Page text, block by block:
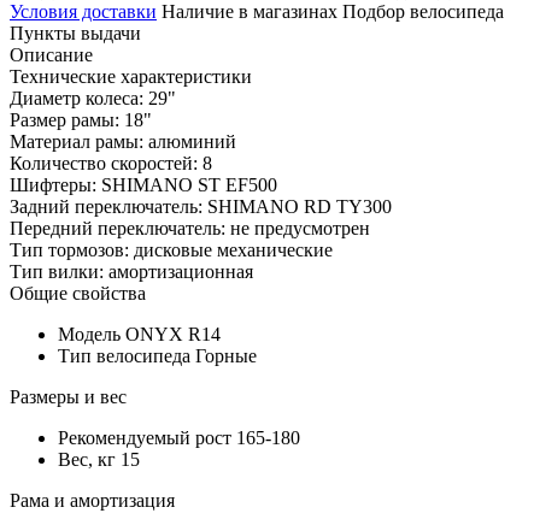
Условия доставки Наличие в магазинах Подбор велосипеда
Пункты выдачи
Описание
Технические характеристики
Диаметр колеса: 29"
Размер рамы: 18"
Материал рамы: алюминий
Количество скоростей: 8
Шифтеры: SHIMANO ST EF500
Задний переключатель: SHIMANO RD TY300
Передний переключатель: не предусмотрен
Тип тормозов: дисковые механические
Тип вилки: амортизационная
Общие свойства
Модель ONYX R14
Тип велосипеда Горные
Размеры и вес
Рекомендуемый рост 165-180
Вес, кг 15
Рама и амортизация